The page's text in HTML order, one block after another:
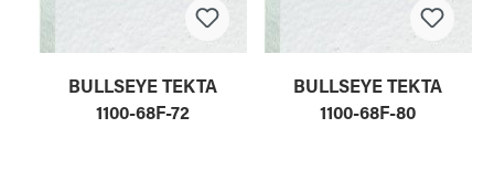
BULLSEYE TEKTA
1100-68F-72
BULLSEYE TEKTA
1100-68F-80